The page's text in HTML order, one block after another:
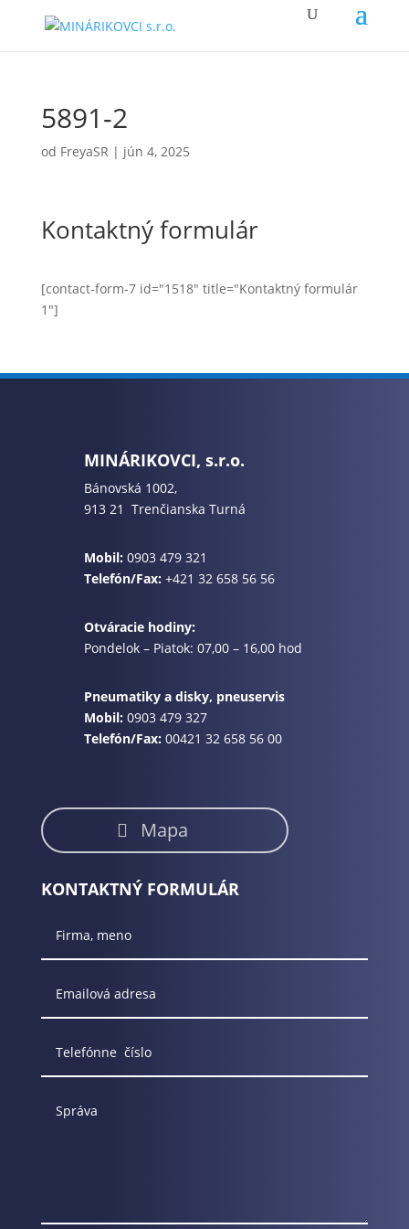
5891-2
od FreyaSR | jún 4, 2025
Kontaktný formulár
[contact-form-7 id="1518" title="Kontaktný formulár
1"]
MINÁRIKOVCI, s.r.o.
Bánovská 1002,
913 21 Trenčianska Turná
Mobil: 0903 479 321
Telefón/Fax:+421 32 658 56 56
Otváracie hodiny:
Pondelok – Piatok: 07,00 – 16,00 hod
Pneumatiky a disky, pneuservis
Mobil: 0903 479 327
Telefón/Fax:00421 32 658 56 00
Mapa
KONTAKTNÝ FORMULÁR